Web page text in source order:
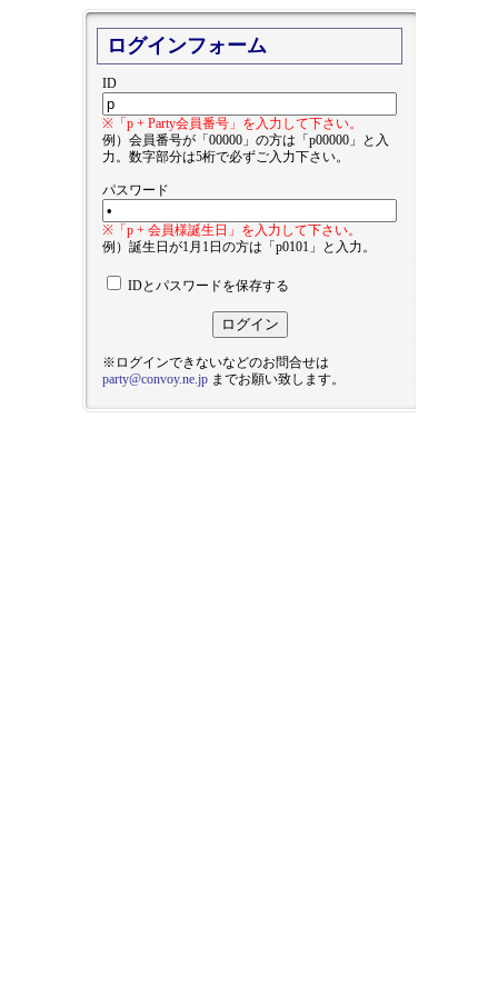
ログインフォーム
ID
※「p + Party会員番号」を入力して下さい。
例）会員番号が「00000」の方は「p00000」と入
力。数字部分は5桁で必ずご入力下さい。
パスワード
※「p + 会員様誕生日」を入力して下さい。
例）誕生日が1月1日の方は「p0101」と入力。
IDとパスワードを保存する
※ログインできないなどのお問合せは
party@convoy.ne.jp までお願い致します。